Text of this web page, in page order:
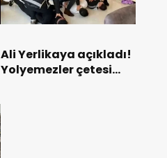
Ali Yerlikaya açıkladı!
Yolyemezler çetesi